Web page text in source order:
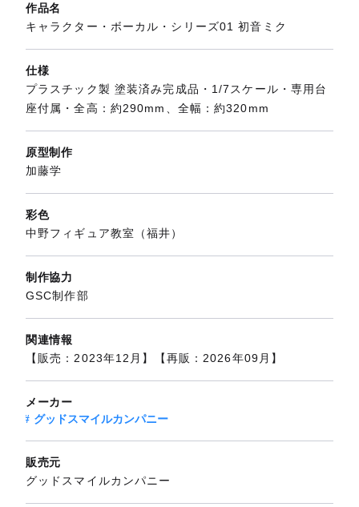
作品名
キャラクター・ボーカル・シリーズ01 初音ミク
仕様
プラスチック製 塗装済み完成品・1/7スケール・専用台
座付属・全高：約290mm、全幅：約320mm
原型制作
加藤学
彩色
中野フィギュア教室（福井）
制作協力
GSC制作部
関連情報
【販売：2023年12月】【再販：2026年09月】
メーカー
グッドスマイルカンパニー
販売元
グッドスマイルカンパニー